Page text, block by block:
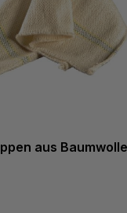
aus Baumwolle